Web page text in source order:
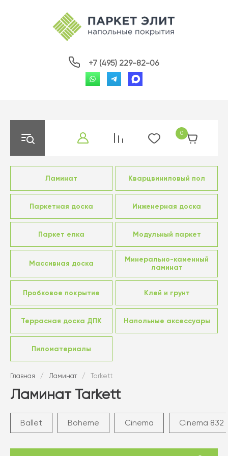
+7 (495) 229-82-06
0
Ламинат Кварцвиниловый пол
Паркетная доска Инженерная доска
Паркет елка Модульный паркет
Массивная доска
Минерально-каменный
ламинат
Пробковое покрытие Клей и грунт
Террасная доска ДПК Напольные аксессуары
Пиломатериалы
Главная / Ламинат / Tarkett
Ламинат Tarkett
Ballet Boheme Cinema Cinema 832